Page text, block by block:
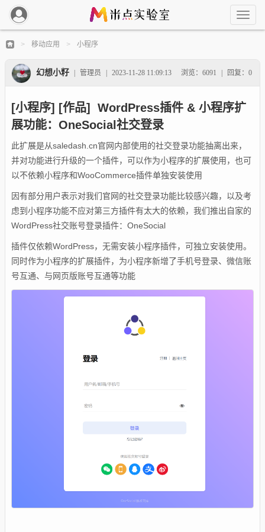
> 移动应用 > 小程序
幻想小籽 管理员 2023-11-28 11:09:13 浏览：6091 回复：0
[小程序] [作品] WordPress插件 & 小程序扩
展功能：OneSocial社交登录
此扩展是从saledash.cn官网内部使用的社交登录功能抽离出来，
并对功能进行升级的一个插件，可以作为小程序的扩展使用，也可
以不依赖小程序和WooCommerce插件单独安装使用
因有部分用户表示对我们官网的社交登录功能比较感兴趣，以及考
虑到小程序功能不应对第三方插件有太大的依赖，我们推出自家的
WordPress社交账号登录插件：OneSocial
插件仅依赖WordPress，无需安装小程序插件，可独立安装使用。
同时作为小程序的扩展插件，为小程序新增了手机号登录、微信账
号互通、与网页版账号互通等功能